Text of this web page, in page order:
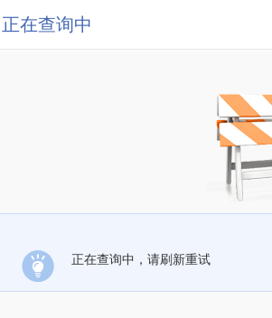
正在查询中
正在查询中，请刷新重试